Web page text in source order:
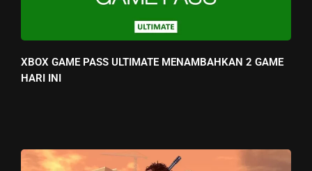
XBOX GAME PASS ULTIMATE MENAMBAHKAN 2 GAME
HARI INI